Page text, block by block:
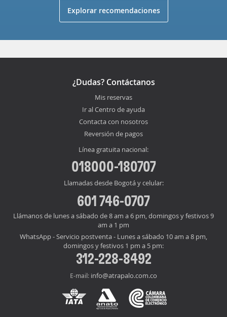
Explorar recomendaciones
¿Dudas? Contáctanos
Mis reservas
Ir al Centro de ayuda
Contacta con nosotros
Reversión de pagos
Línea gratuita nacional:
018000-180707
Llamadas desde Bogotá y celular:
601 746-0707
Llámanos de lunes a sábado de 8 am a 6 pm, domingos y festivos 9
am a 1 pm
WhatsApp - Servicio postventa - Lunes a sábado 10 am a 8 pm,
domingos y festivos 1 pm a 5 pm:
312-228-8492
E-mail: info@atrapalo.com.co